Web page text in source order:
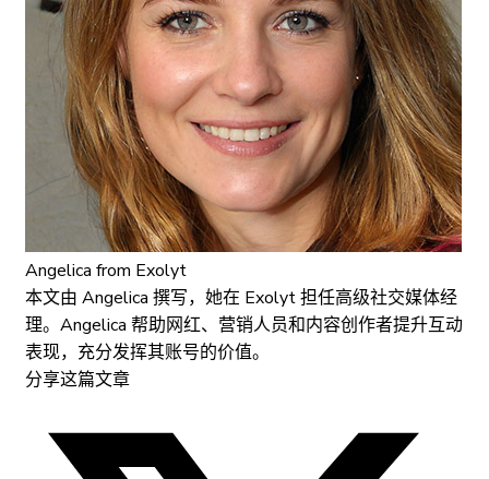
Angelica from Exolyt
本文由 Angelica 撰写，她在 Exolyt 担任高级社交媒体经
理。Angelica 帮助网红、营销人员和内容创作者提升互动
表现，充分发挥其账号的价值。
分享这篇文章